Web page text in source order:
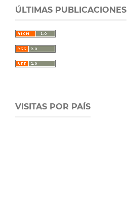
ÚLTIMAS PUBLICACIONES
VISITAS POR PAÍS